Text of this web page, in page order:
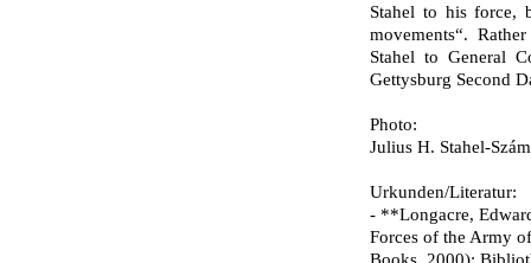
Stahel to his force,
movements“.
Stahel to General
Gettysburg Second
Photo:
Julius H. Stahel-
Urkunden/Literatur:
- **Longacre,
Forces of the Army